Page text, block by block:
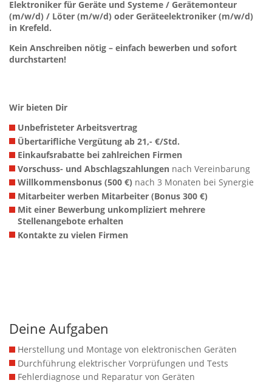
Elektroniker für Geräte und Systeme / Gerätemonteur
(m/w/d) / Löter (m/w/d) oder Geräteelektroniker (m/w/d)
in Krefeld.
Kein Anschreiben nötig – einfach bewerben und sofort
durchstarten!
Wir bieten Dir
Unbefristeter Arbeitsvertrag
Übertarifliche Vergütung ab 21,- €/Std.
Einkaufsrabatte bei zahlreichen Firmen
Vorschuss- und Abschlagszahlungen nach Vereinbarung
Willkommensbonus (500 €) nach 3 Monaten bei Synergie
Mitarbeiter werben Mitarbeiter (Bonus 300 €)
Mit einer Bewerbung unkompliziert mehrere
Stellenangebote erhalten
Kontakte zu vielen Firmen
Deine Aufgaben
Herstellung und Montage von elektronischen Geräten
Durchführung elektrischer Vorprüfungen und Tests
Fehlerdiagnose und Reparatur von Geräten